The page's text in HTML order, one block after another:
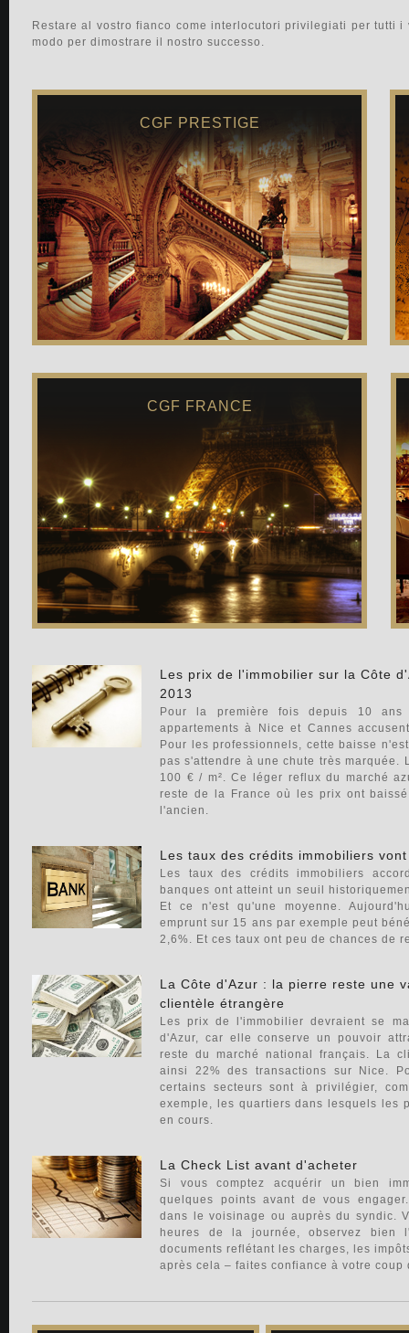
Restare al vostro fianco come interlocutori privilegiati per
modo per dimostrare il nostro successo.
CGF PRESTIGE
CGF FRANCE
Les prix de l'immobilier sur la Côte
2013
Pour la première fois depuis 10
appartements à Nice et Cannes
Pour les professionnels, cette baisse
pas s'attendre à une chute très marquée.
100 € / m². Ce léger reflux du marché
reste de la France où les prix ont
l'ancien.
Les taux des crédits immobiliers
Les taux des crédits immobiliers
banques ont atteint un seuil
Et ce n'est qu'une moyenne.
emprunt sur 15 ans par exemple peut
2,6%. Et ces taux ont peu de chances de
La Côte d'Azur : la pierre reste une
clientèle étrangère
Les prix de l'immobilier devraient se
d'Azur, car elle conserve un pouvoir
reste du marché national français. La
ainsi 22% des transactions sur Nice.
certains secteurs sont à privilégier,
exemple, les quartiers dans lesquels les
en cours.
La Check List avant d'acheter
Si vous comptez acquérir un bien
quelques points avant de vous
dans le voisinage ou auprès du syndic.
heures de la journée, observez bien
documents reflétant les charges, les
après cela – faites confiance à votre